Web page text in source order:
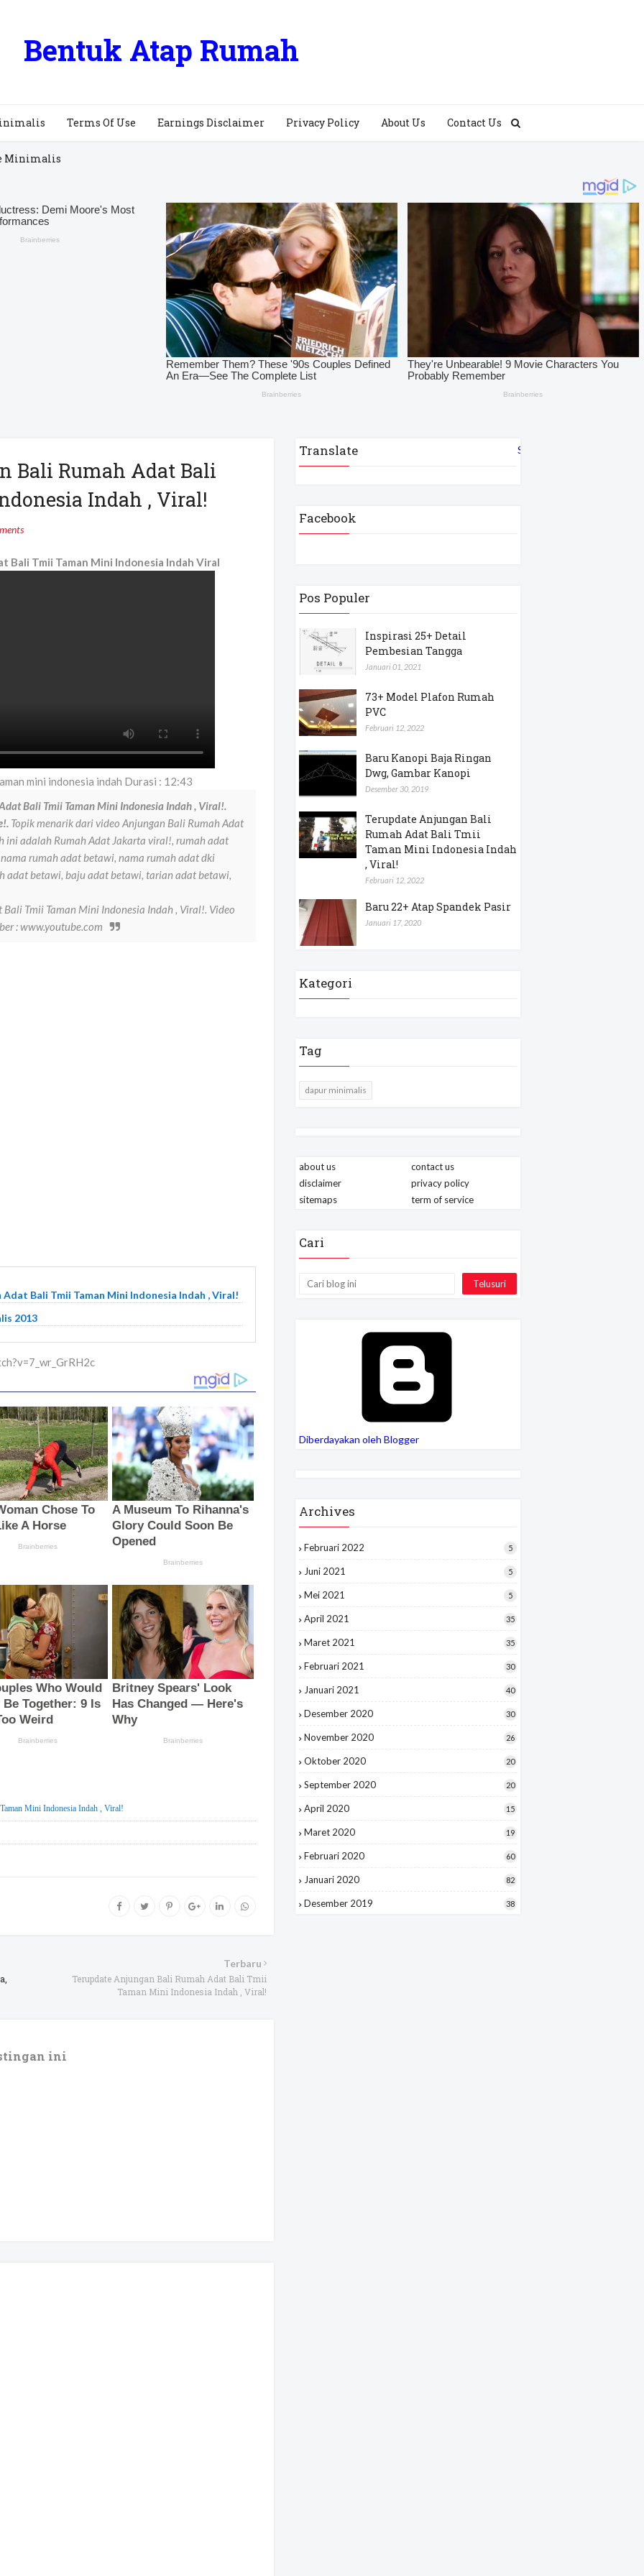
Bentuk Atap Rumah
Terms Of Use Earnings Disclaimer Privacy Policy About Us Contact Us
Minimalis
Bali Rumah Adat Bali
Indah , Viral!
Bali Tmii Taman Mini Indonesia Indah Viral
mini indonesia indah Durasi : 12:43
Bali Tmii Taman Mini Indonesia Indah , Viral!.
Topik menarik dari video Anjungan Bali Rumah Adat
ini adalah Rumah Adat Jakarta viral!, rumah adat
rumah adat betawi, nama rumah adat dki
adat betawi, baju adat betawi, tarian adat betawi,
Tmii Taman Mini Indonesia Indah , Viral!. Video
: www.youtube.com
Bali Tmii Taman Mini Indonesia Indah , Viral!
2013
Mini Indonesia Indah , Viral!
Terbaru
Terupdate Anjungan Bali Rumah Adat Bali Tmii
Taman Mini Indonesia Indah , Viral!
ini
Translate Select Language
Facebook
Pos Populer
Inspirasi 25+ Detail
Pembesian Tangga
Januari 01, 2021
73+ Model Plafon Rumah
PVC
Februari 12, 2022
Baru Kanopi Baja Ringan
Dwg, Gambar Kanopi
Desember 30, 2019
Terupdate Anjungan Bali
Rumah Adat Bali Tmii
Taman Mini Indonesia Indah
, Viral!
Februari 12, 2022
Baru 22+ Atap Spandek Pasir
Januari 17, 2020
Kategori
Tag
dapur minimalis
about us
contact us
disclaimer
privacy policy
sitemaps
term of service
Cari
Diberdayakan oleh Blogger
Archives
Februari 2022 5
Juni 2021 5
Mei 2021 5
April 2021 35
Maret 2021 35
Februari 2021 30
Januari 2021 40
Desember 2020 30
November 2020 26
Oktober 2020 20
September 2020 20
April 2020 15
Maret 2020 19
Februari 2020 60
Januari 2020 82
Desember 2019 38